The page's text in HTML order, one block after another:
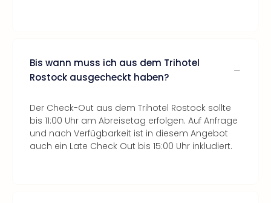
Bis wann muss ich aus dem Trihotel
Rostock ausgecheckt haben?
Der Check-Out aus dem Trihotel Rostock sollte
bis 11:00 Uhr am Abreisetag erfolgen. Auf Anfrage
und nach Verfügbarkeit ist in diesem Angebot
auch ein Late Check Out bis 15:00 Uhr inkludiert.